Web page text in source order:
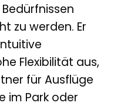
zu werden. Er
Flexibilität aus,
für Ausflüge
im Park oder